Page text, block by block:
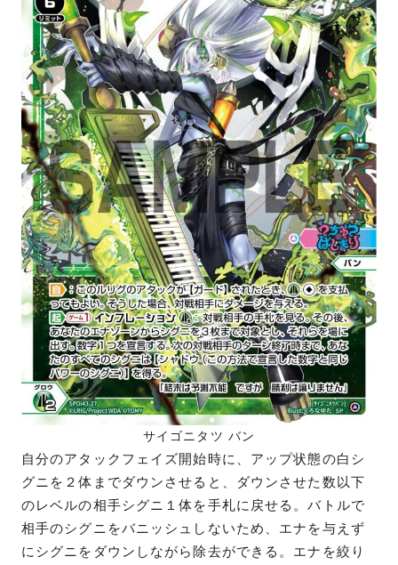
サイゴニタツ バン
自分のアタックフェイズ開始時に、アップ状態の白シ
グニを２体までダウンさせると、ダウンさせた数以下
のレベルの相手シグニ１体を手札に戻せる。バトルで
相手のシグニをバニッシュしないため、エナを与えず
にシグニをダウンしながら除去ができる。エナを絞り